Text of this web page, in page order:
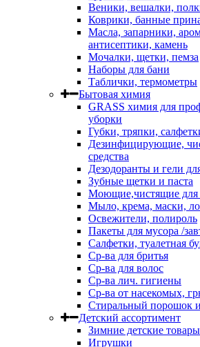
Веники, вешалки,
Коврики, банные
Масла, запарники,
антисептики, камень
Мочалки, щетки, пемза
Наборы для бани
Таблички, термометры
Бытовая химия
GRASS химия для
уборки
Губки, тряпки,
Дезинфицирующие,
средства
Дезодоранты и гели
Зубные щетки и паста
Моющие,чистящие для
Мыло, крема, маски,
Освежители, полироль
Пакеты для мусора /
Салфетки, туалетная
Ср-ва для бритья
Ср-ва для волос
Ср-ва лич. гигиены
Ср-ва от насекомых,
Стиральный порошок
Детский ассортимент
Зимние детские товары
Игрушки